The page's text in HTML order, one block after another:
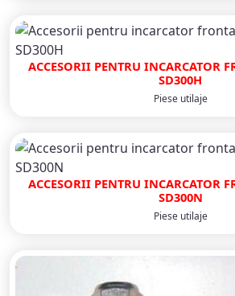
ACCESORII PENTRU INCARCATOR
SD300H
Piese utilaje
ACCESORII PENTRU INCARCATOR
SD300N
Piese utilaje